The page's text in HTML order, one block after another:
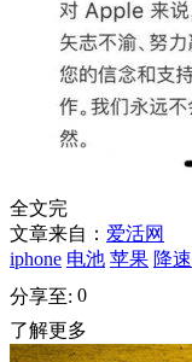
全文完
文章来自： 爱活网
iphone 电池 苹果 降速
分享至: 0
了解更多